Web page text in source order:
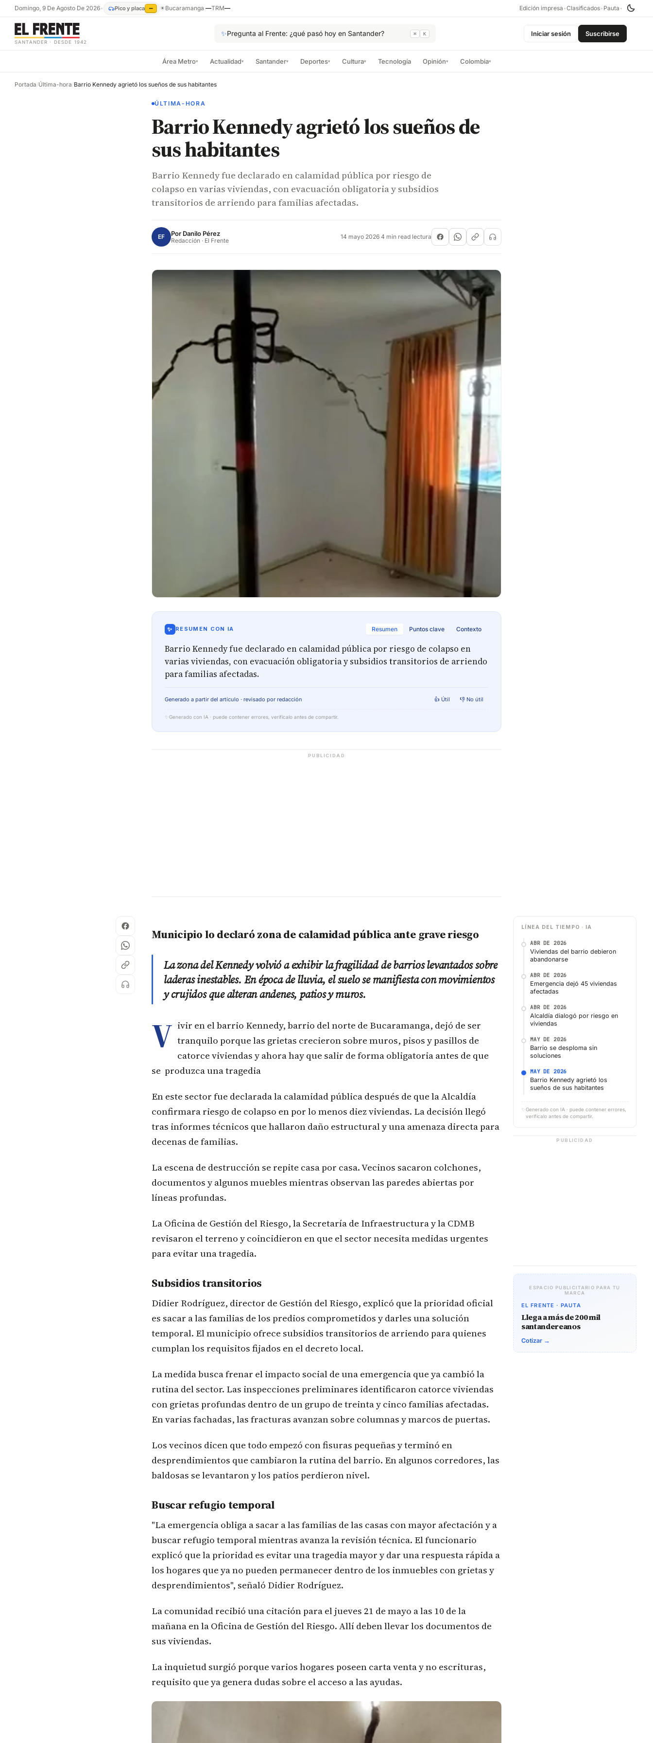
Domingo, 9 De Agosto De 2026• Pico y placa — ☀Bucaramanga—TRM— Edición impresa •Clasificados• Pauta •
SANTANDER · DESDE 1942
✨Pregunta al Frente: ¿qué pasó hoy en Santander? ⌘ K Iniciar sesión Suscribirse
Área Metro▾ Actualidad▾ Santander▾ Deportes▾ Cultura▾ Tecnología Opinión▾ Colombia▾
Portada/Última-hora/Barrio Kennedy agrietó los sueños de sus habitantes
ÚLTIMA-HORA
Barrio Kennedy agrietó los sueños de
sus habitantes
Barrio Kennedy fue declarado en calamidad pública por riesgo de
colapso en varias viviendas, con evacuación obligatoria y subsidios
transitorios de arriendo para familias afectadas.
EF Por Danilo Pérez
Redacción · El Frente 14 mayo 2026·4 min read lectura
✨ RESUMEN CON IA Resumen Puntos clave Contexto
Barrio Kennedy fue declarado en calamidad pública por riesgo de colapso en
varias viviendas, con evacuación obligatoria y subsidios transitorios de arriendo
para familias afectadas.
Generado a partir del artículo · revisado por redacción 👍 Útil 👎 No útil
✨ Generado con IA · puede contener errores, verifícalo antes de compartir.
PUBLICIDAD
Municipio lo declaró zona de calamidad pública ante grave riesgo
La zona del Kennedy volvió a exhibir la fragilidad de barrios levantados sobre
laderas inestables. En época de lluvia, el suelo se manifiesta con movimientos
y crujidos que alteran andenes, patios y muros.
V ivir en el barrio Kennedy, barrio del norte de Bucaramanga, dejó de ser
tranquilo porque las grietas crecieron sobre muros, pisos y pasillos de
catorce viviendas y ahora hay que salir de forma obligatoria antes de que
se produzca una tragedia
En este sector fue declarada la calamidad pública después de que la Alcaldía
confirmara riesgo de colapso en por lo menos diez viviendas. La decisión llegó
tras informes técnicos que hallaron daño estructural y una amenaza directa para
decenas de familias.
La escena de destrucción se repite casa por casa. Vecinos sacaron colchones,
documentos y algunos muebles mientras observan las paredes abiertas por
líneas profundas.
La Oficina de Gestión del Riesgo, la Secretaría de Infraestructura y la CDMB
revisaron el terreno y coincidieron en que el sector necesita medidas urgentes
para evitar una tragedia.
Subsidios transitorios
Didier Rodríguez, director de Gestión del Riesgo, explicó que la prioridad oficial
es sacar a las familias de los predios comprometidos y darles una solución
temporal. El municipio ofrece subsidios transitorios de arriendo para quienes
cumplan los requisitos fijados en el decreto local.
La medida busca frenar el impacto social de una emergencia que ya cambió la
rutina del sector. Las inspecciones preliminares identificaron catorce viviendas
con grietas profundas dentro de un grupo de treinta y cinco familias afectadas.
En varias fachadas, las fracturas avanzan sobre columnas y marcos de puertas.
Los vecinos dicen que todo empezó con fisuras pequeñas y terminó en
desprendimientos que cambiaron la rutina del barrio. En algunos corredores, las
baldosas se levantaron y los patios perdieron nivel.
Buscar refugio temporal
"La emergencia obliga a sacar a las familias de las casas con mayor afectación y a
buscar refugio temporal mientras avanza la revisión técnica. El funcionario
explicó que la prioridad es evitar una tragedia mayor y dar una respuesta rápida a
los hogares que ya no pueden permanecer dentro de los inmuebles con grietas y
desprendimientos", señaló Didier Rodríguez.
La comunidad recibió una citación para el jueves 21 de mayo a las 10 de la
mañana en la Oficina de Gestión del Riesgo. Allí deben llevar los documentos de
sus viviendas.
La inquietud surgió porque varios hogares poseen carta venta y no escrituras,
requisito que ya genera dudas sobre el acceso a las ayudas.
LÍNEA DEL TIEMPO · IA
ABR DE 2026
Viviendas del barrio debieron
abandonarse
ABR DE 2026
Emergencia dejó 45 viviendas
afectadas
ABR DE 2026
Alcaldía dialogó por riesgo en
viviendas
MAY DE 2026
Barrio se desploma sin
soluciones
MAY DE 2026
Barrio Kennedy agrietó los
sueños de sus habitantes
✨ Generado con IA · puede contener errores,
verifícalo antes de compartir.
PUBLICIDAD
ESPACIO PUBLICITARIO PARA TU
MARCA
EL FRENTE · PAUTA
Llega a más de 200 mil
santandereanos
Cotizar →